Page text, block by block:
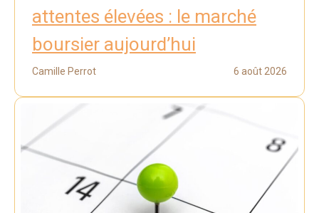
attentes élevées : le marché
boursier aujourd’hui
Camille Perrot 6 août 2026